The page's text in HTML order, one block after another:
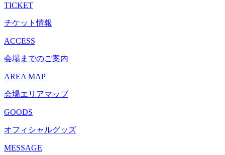
TICKET
チケット情報
ACCESS
会場までのご案内
AREA MAP
会場エリアマップ
GOODS
オフィシャルグッズ
MESSAGE